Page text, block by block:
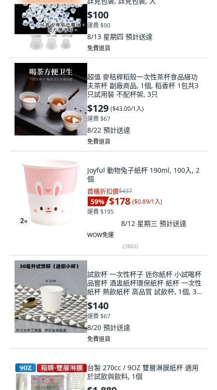
$100
運費 $90
8/13 星期四 預計送達
免費退貨
超值 麥秸稈稻殼一次性茶杯食品級功
夫茶杯 副廠商品, 1個, 稻香杯 1包共3
只試用裝 不配杯架, 3只
$129 ($43.00/1入)
運費 $67
8/22 預計送達
免費退貨
Joyful 動物兔子紙杯 190ml, 100入, 2
個
首購折扣價$437
59% $178 ($0.89/1入)
運費 $195
8/12 星期三 預計送達
WOW免運
(2803)
試飲杯 一次性杯子 迷你紙杯 小試喝杯
品嘗杯 酒盅紙杯環保紙杯 紙杯 一次性
紙杯 熱飲紙杯 高品質 試飲杯, 1個, 30
毫陞100衹 試飲盃
$140
運費 $67
8/20 預計送達
免費退貨
台製 270cc / 9OZ 雙層淋膜紙杯 適用
於試飲與飲料, 1個